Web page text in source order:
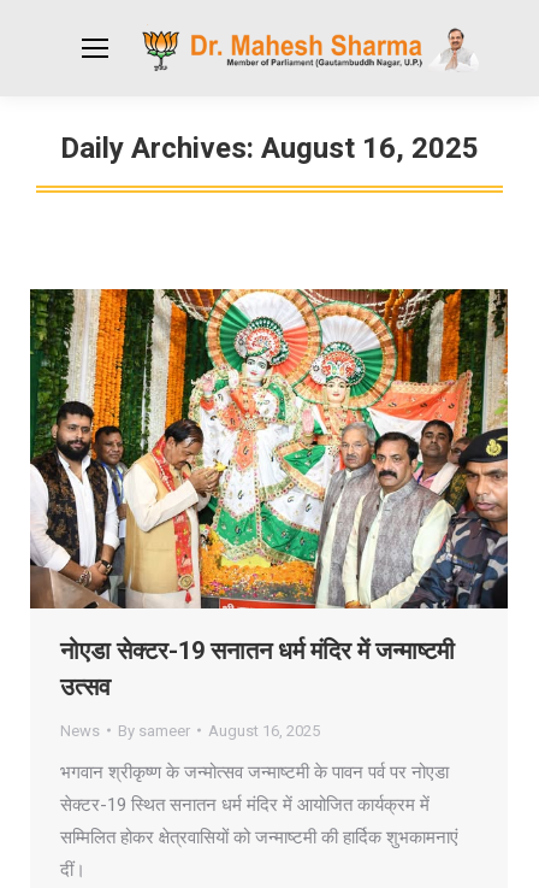
Daily Archives: August 16, 2025
You are here:
नोएडा सेक्टर-19 सनातन धर्म मंदिर में जन्माष्टमी
उत्सव
News By sameer August 16, 2025
भगवान श्रीकृष्ण के जन्मोत्सव जन्माष्टमी के पावन पर्व पर नोएडा
सेक्टर-19 स्थित सनातन धर्म मंदिर में आयोजित कार्यक्रम में
सम्मिलित होकर क्षेत्रवासियों को जन्माष्टमी की हार्दिक शुभकामनाएं
दीं।